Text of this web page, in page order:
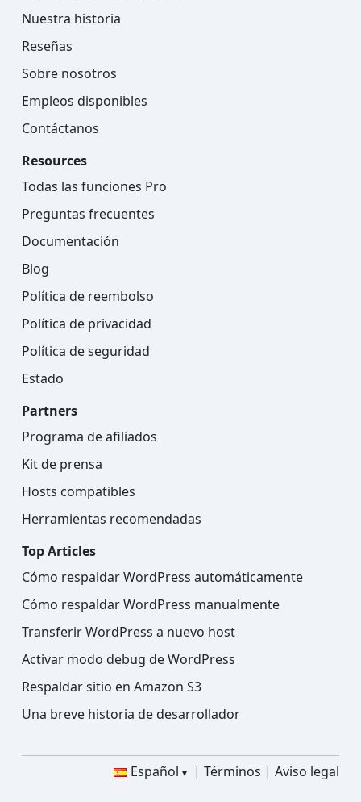
Nuestra historia
Reseñas
Sobre nosotros
Empleos disponibles
Contáctanos
Resources
Todas las funciones Pro
Preguntas frecuentes
Documentación
Blog
Política de reembolso
Política de privacidad
Política de seguridad
Estado
Partners
Programa de afiliados
Kit de prensa
Hosts compatibles
Herramientas recomendadas
Top Articles
Cómo respaldar WordPress automáticamente
Cómo respaldar WordPress manualmente
Transferir WordPress a nuevo host
Activar modo debug de WordPress
Respaldar sitio en Amazon S3
Una breve historia de desarrollador
Español Términos Aviso legal